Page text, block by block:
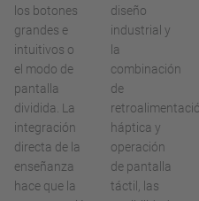
los botones
grandes e
intuitivos o
el modo de
pantalla
dividida. La
integración
directa de la
enseñanza
hace que la
diseño
industrial y
la
combinación
de
háptica y
operación
de pantalla
táctil, las